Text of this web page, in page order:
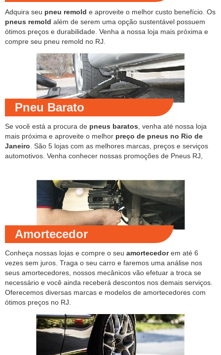
Adquira seu pneu remold e aproveite o melhor custo benefício. Os
pneus remold além de serem uma opção sustentável possuem
ótimos preços e durabilidade. Venha a nossa loja mais próxima e
compre seu pneu remold no RJ.
Pneu Barato
Se você está a procura de pneus baratos , venha até nossa loja
mais próxima e aproveite o melhor preço de pneus no Rio de
Janeiro . São 5 lojas com as melhores marcas, preços e serviços
automotivos. Venha conhecer nossas promoções de Pneus RJ,
Amortecedor
Conheça nossas lojas e compre o seu amortecedorem até 6
vezes sem juros. Traga o seu carro e faremos uma análise nos
seus amortecedores, nossos mecânicos vão efetuar a troca se
necessário e você ainda receberá descontos nos demais serviços.
Oferecemos diversas marcas e modelos de amortecedores com
ótimos preços no RJ.